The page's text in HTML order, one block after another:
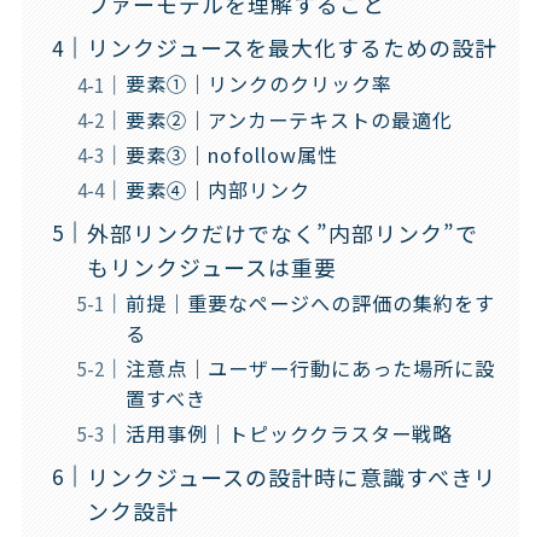
リンクジュースを最大化するための設計
要素①｜リンクのクリック率
要素②｜アンカーテキストの最適化
要素③｜nofollow属性
要素④｜内部リンク
外部リンクだけでなく”内部リンク”で
もリンクジュースは重要
前提｜重要なページへの評価の集約をす
る
注意点｜ユーザー行動にあった場所に設
置すべき
活用事例｜トピッククラスター戦略
リンクジュースの設計時に意識すべきリ
ンク設計